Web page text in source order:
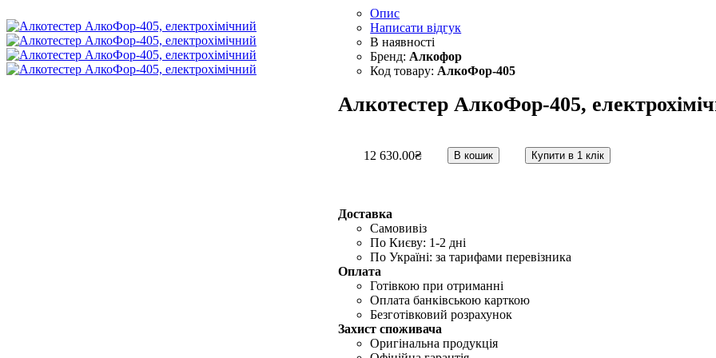
Опис
Написати відгук
Алкофор
АлкоФор-405
Алкотестер АлкоФор-405,
12 630.00₴ В кошик Купити в 1 клік
Доставка
Самовивіз
По Києву: 1-2 дні
По Україні: за тарифами перевізника
Оплата
Готівкою при отриманні
Оплата банківською карткою
Безготівковий розрахунок
Захист споживача
Оригінальна продукція